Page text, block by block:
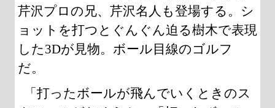
芹沢プロの兄、芹沢名人も登場する。シ
ョットを打つとぐんぐん迫る樹木で表現
した3Dが見物。ボール目線のゴルフ
だ。
「打ったボールが飛んでいくときのス